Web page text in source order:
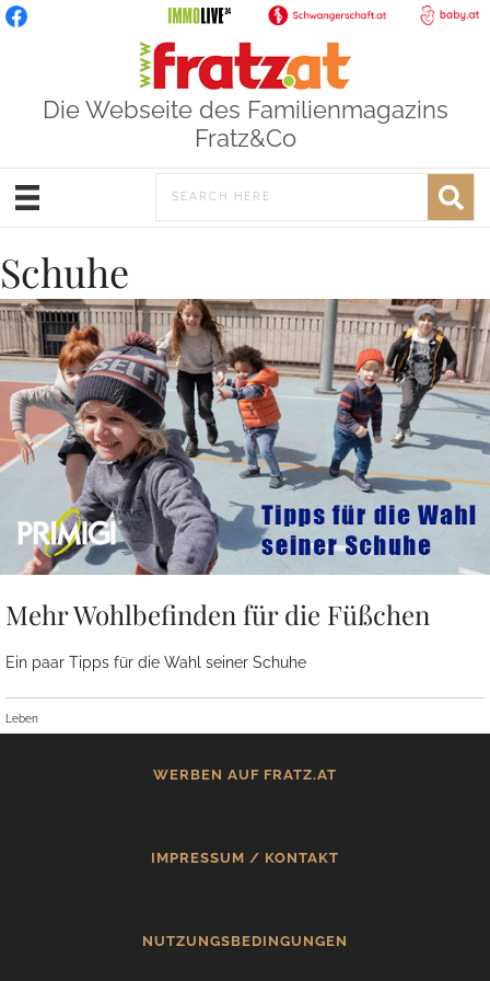
Die Webseite des Familienmagazins
Fratz&Co
Schuhe
Mehr Wohlbefinden für die Füßchen
Ein paar Tipps für die Wahl seiner Schuhe
Leben
WERBEN AUF FRATZ.AT
IMPRESSUM / KONTAKT
NUTZUNGSBEDINGUNGEN